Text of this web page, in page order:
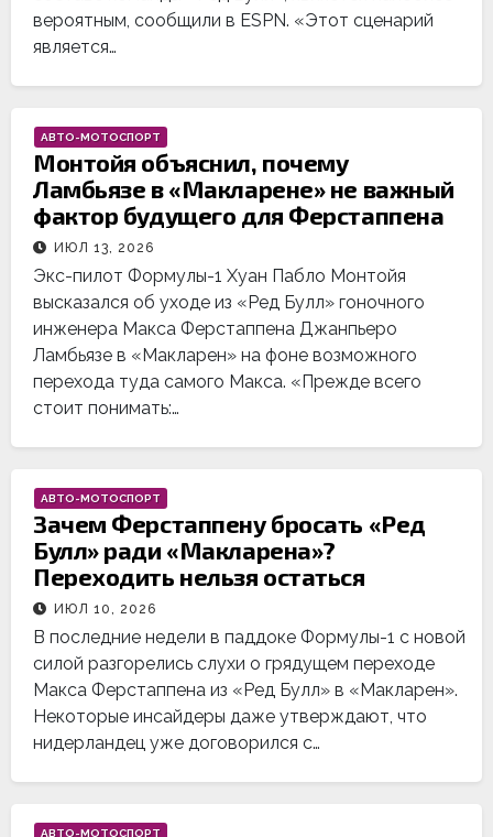
вероятным, сообщили в ESPN. «Этот сценарий
является…
АВТО-МОТОСПОРТ
Монтойя объяснил, почему
Ламбьязе в «Макларене» не важный
фактор будущего для Ферстаппена
ИЮЛ 13, 2026
Экс-пилот Формулы-1 Хуан Пабло Монтойя
высказался об уходе из «Ред Булл» гоночного
инженера Макса Ферстаппена Джанпьеро
Ламбьязе в «Макларен» на фоне возможного
перехода туда самого Макса. «Прежде всего
стоит понимать:…
АВТО-МОТОСПОРТ
Зачем Ферстаппену бросать «Ред
Булл» ради «Макларена»?
Переходить нельзя остаться
ИЮЛ 10, 2026
В последние недели в паддоке Формулы-1 с новой
силой разгорелись слухи о грядущем переходе
Макса Ферстаппена из «Ред Булл» в «Макларен».
Некоторые инсайдеры даже утверждают, что
нидерландец уже договорился с…
АВТО-МОТОСПОРТ